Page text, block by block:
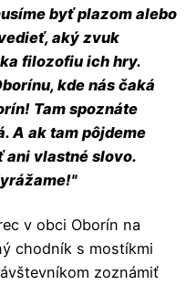
byť plazom alebo
aký zvuk
filozofiu ich hry.
kde nás čaká
Tam spoznáte
A ak tam pôjdeme
ani vlastné slovo.
v obci Oborín na
chodník s mostíkmi
zoznámiť